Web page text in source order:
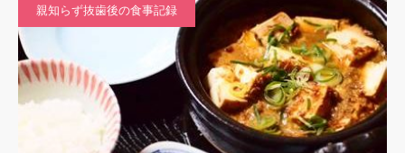
親知らず抜歯後の食事記録